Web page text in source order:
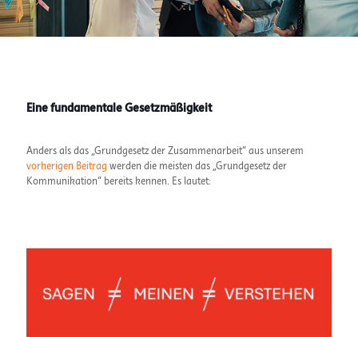
Eine fundamentale Gesetzmäßigkeit
Anders als das „Grundgesetz der Zusammenarbeit“ aus unserem
vorherigen Beitrag werden die meisten das „Grundgesetz der
Kommunikation“ bereits kennen. Es lautet: